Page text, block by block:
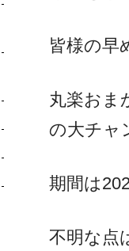
皆様の早
丸楽おま
の大チャ
期間は
不明な点